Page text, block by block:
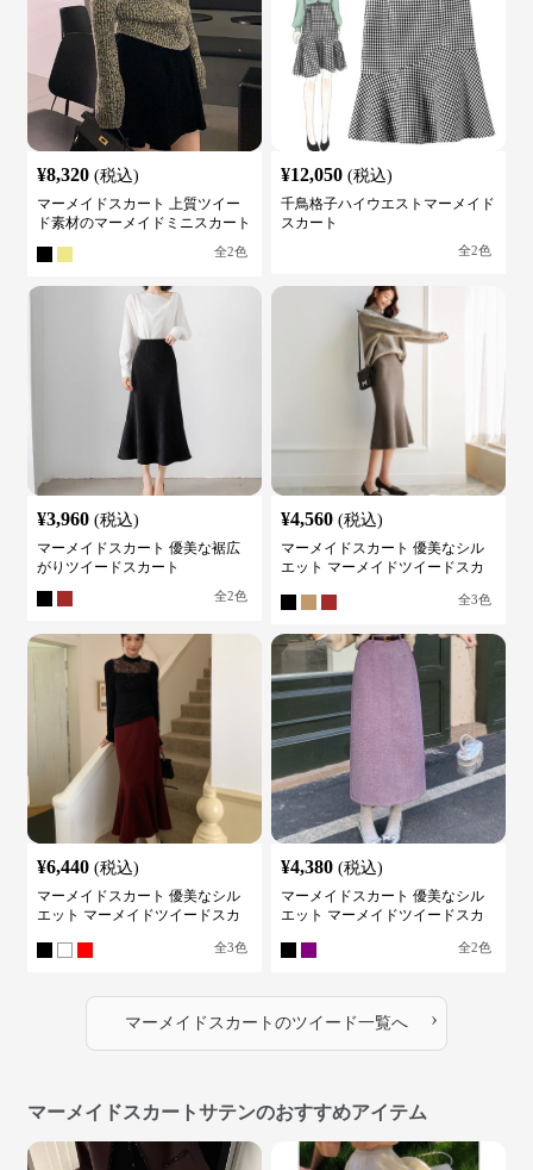
¥8,320 (税込)
マーメイドスカート 上質ツイー
ド素材のマーメイドミニスカート
全2色
¥12,050 (税込)
千鳥格子ハイウエストマーメイド
スカート
全2色
¥3,960 (税込)
マーメイドスカート 優美な裾広
がりツイードスカート
全2色
¥4,560 (税込)
マーメイドスカート 優美なシル
エット マーメイドツイードスカ
全3色
¥6,440 (税込)
マーメイドスカート 優美なシル
エット マーメイドツイードスカ
全3色
¥4,380 (税込)
マーメイドスカート 優美なシル
エット マーメイドツイードスカ
全2色
マーメイドスカート のツイード一覧へ ›
マーメイドスカートサテンのおすすめアイテム